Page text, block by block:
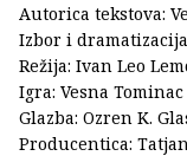
Autorica tekstova:
Izbor i
Režija: Ivan Leo
Igra: Vesna
Glazba: Ozren K.
Producentica: